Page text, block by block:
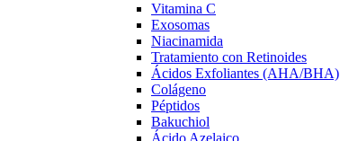
Vitamina C
Exosomas
Niacinamida
Tratamiento con Retinoides
Ácidos Exfoliantes (AHA/BHA)
Colágeno
Péptidos
Bakuchiol
Ácido Azelaico